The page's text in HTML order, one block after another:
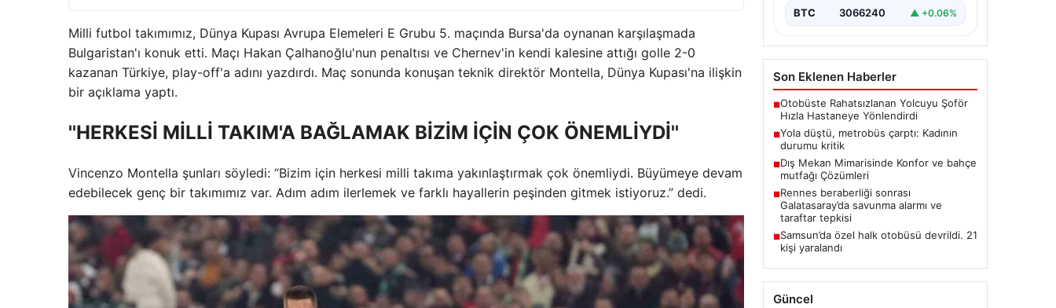
Milli futbol takımımız, Dünya Kupası Avrupa Elemeleri E Grubu 5. maçında Bursa'da oynanan karşılaşmada
Bulgaristan'ı konuk etti. Maçı Hakan Çalhanoğlu'nun penaltısı ve Chernev'in kendi kalesine attığı golle 2-0
kazanan Türkiye, play-off'a adını yazdırdı. Maç sonunda konuşan teknik direktör Montella, Dünya Kupası'na ilişkin
bir açıklama yaptı.
''HERKESİ MİLLİ TAKIM'A BAĞLAMAK BİZİM İÇİN ÇOK ÖNEMLİYDİ''
Vincenzo Montella şunları söyledi: “Bizim için herkesi milli takıma yakınlaştırmak çok önemliydi. Büyümeye devam
edebilecek genç bir takımımız var. Adım adım ilerlemek ve farklı hayallerin peşinden gitmek istiyoruz.” dedi.
BTC 3066240 ▲ +0.06%
Son Eklenen Haberler
■Otobüste Rahatsızlanan Yolcuyu Şoför
Hızla Hastaneye Yönlendirdi
■Yola düştü, metrobüs çarptı: Kadının
durumu kritik
■Dış Mekan Mimarisinde Konfor ve bahçe
mutfağı Çözümleri
■Rennes beraberliği sonrası
Galatasaray’da savunma alarmı ve
taraftar tepkisi
■Samsun’da özel halk otobüsü devrildi. 21
kişi yaralandı
Güncel